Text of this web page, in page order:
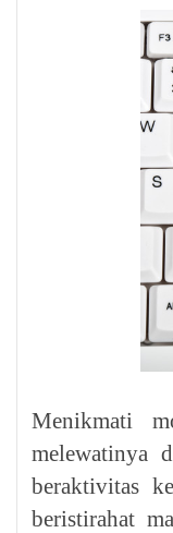
Menikmati
melewatinya
beraktivitas
beristirahat